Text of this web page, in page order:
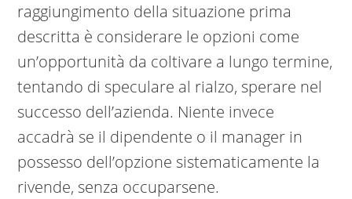
raggiungimento della situazione prima
descritta è considerare le opzioni come
un’opportunità da coltivare a lungo termine,
tentando di speculare al rialzo, sperare nel
successo dell’azienda. Niente invece
accadrà se il dipendente o il manager in
possesso dell’opzione sistematicamente la
rivende, senza occuparsene.